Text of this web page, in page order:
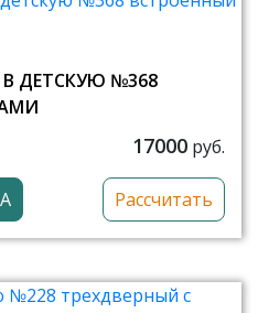
ДЕТСКУЮ №368
17000 руб.
Рассчитать